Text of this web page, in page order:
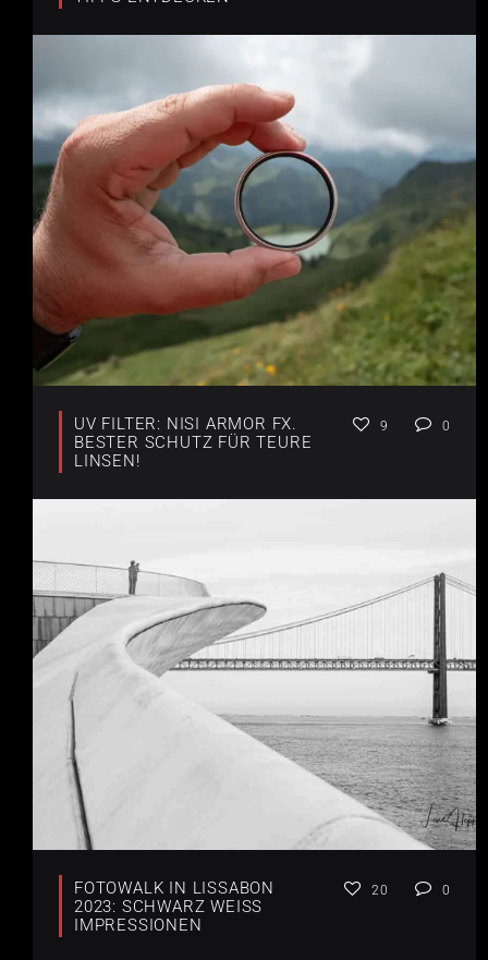
UV FILTER: NISI ARMOR FX.
BESTER SCHUTZ FÜR TEURE
LINSEN!
9 0
FOTOWALK IN LISSABON
2023: SCHWARZ WEISS I
MPRESSIONEN
20 0